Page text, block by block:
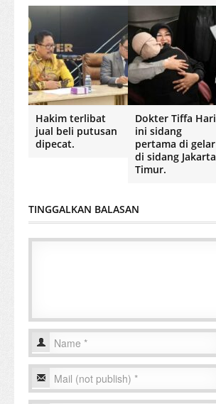
Hakim terlibat
jual beli putusan
dipecat.
Dokter Tiffa Hari
ini sidang
pertama di gelar
di sidang Jakarta
Timur.
TINGGALKAN BALASAN